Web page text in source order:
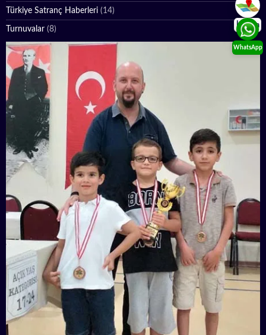
İletişim
WhatsApp
Türkiye Satranç Haberleri (14)
Turnuvalar (8)